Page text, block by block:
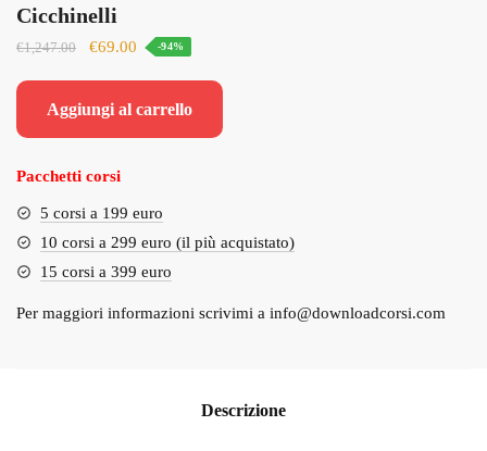
Cicchinelli
€1,247.00
Il
era:
€69.00 Il
è:
-94%
Aggiungi al carrello
Pacchetti corsi
5 corsi a 199 euro
10 corsi a 299 euro (il più acquistato)
15 corsi a 399 euro
Per maggiori informazioni scrivimi a info@downloadcorsi.com
Descrizione